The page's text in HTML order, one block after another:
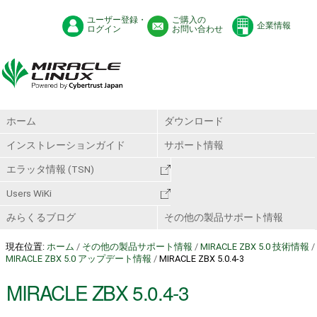
ユーザー登録・
ログイン
ご購入の
お問い合わせ
企業情報
ホーム ダウンロード
インストレーションガイド サポート情報
エラッタ情報 (TSN)
Users WiKi
みらくるブログ その他の製品サポート情報
現在位置: ホーム / その他の製品サポート情報 / MIRACLE ZBX 5.0 技術情報 /
MIRACLE ZBX 5.0 アップデート情報 / MIRACLE ZBX 5.0.4-3
MIRACLE ZBX 5.0.4-3